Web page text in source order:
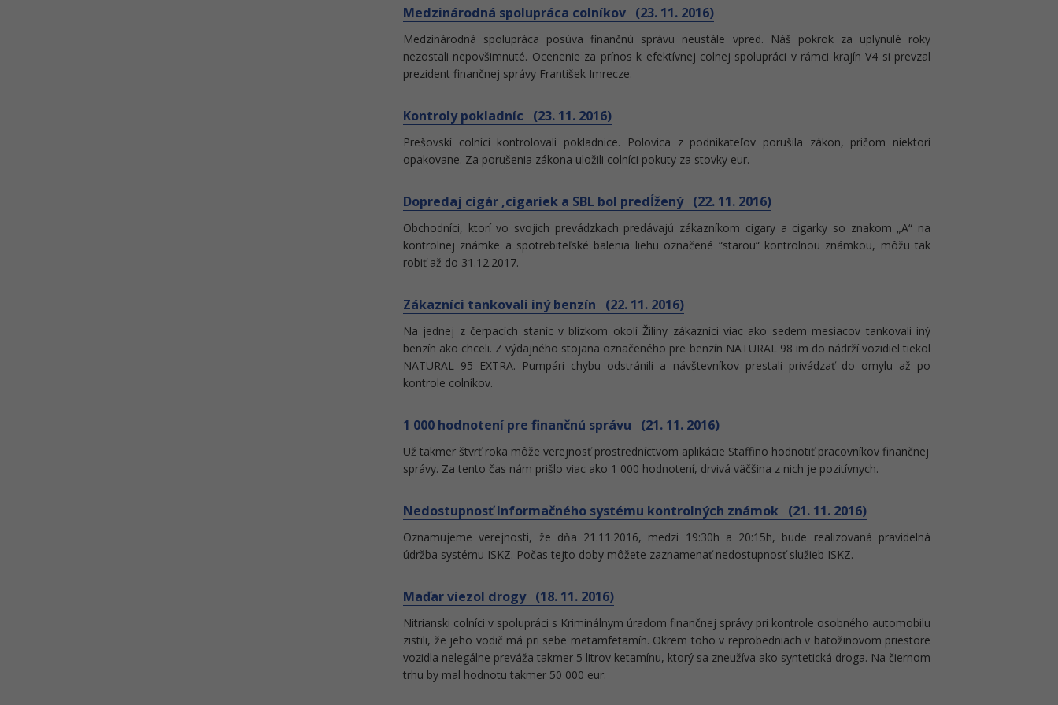
Medzinárodná spolupráca colníkov (23. 11. 2016)
Medzinárodná spolupráca posúva finančnú správu neustále vpred. Náš pokrok za uplynulé roky
nezostali nepovšimnuté. Ocenenie za prínos k efektívnej colnej spolupráci v rámci krajín V4 si prevzal
prezident finančnej správy František Imrecze.
Kontroly pokladníc (23. 11. 2016)
Prešovskí colníci kontrolovali pokladnice. Polovica z podnikateľov porušila zákon, pričom niektorí
opakovane. Za porušenia zákona uložili colníci pokuty za stovky eur.
Dopredaj cigár ,cigariek a SBL bol predĺžený (22. 11. 2016)
Obchodníci, ktorí vo svojich prevádzkach predávajú zákazníkom cigary a cigarky so znakom „A“ na
kontrolnej známke a spotrebiteľské balenia liehu označené “starou“ kontrolnou známkou, môžu tak
robiť až do 31.12.2017.
Zákazníci tankovali iný benzín (22. 11. 2016)
Na jednej z čerpacích staníc v blízkom okolí Žiliny zákazníci viac ako sedem mesiacov tankovali iný
benzín ako chceli. Z výdajného stojana označeného pre benzín NATURAL 98 im do nádrží vozidiel tiekol
NATURAL 95 EXTRA. Pumpári chybu odstránili a návštevníkov prestali privádzať do omylu až po
kontrole colníkov.
1 000 hodnotení pre finančnú správu (21. 11. 2016)
Už takmer štvrť roka môže verejnosť prostredníctvom aplikácie Staffino hodnotiť pracovníkov finančnej
správy. Za tento čas nám prišlo viac ako 1 000 hodnotení, drvivá väčšina z nich je pozitívnych.
Nedostupnosť Informačného systému kontrolných známok (21. 11. 2016)
Oznamujeme verejnosti, že dňa 21.11.2016, medzi 19:30h a 20:15h, bude realizovaná pravidelná
údržba systému ISKZ. Počas tejto doby môžete zaznamenať nedostupnosť služieb ISKZ.
Maďar viezol drogy (18. 11. 2016)
Nitrianski colníci v spolupráci s Kriminálnym úradom finančnej správy pri kontrole osobného automobilu
zistili, že jeho vodič má pri sebe metamfetamín. Okrem toho v reprobedniach v batožinovom priestore
vozidla nelegálne preváža takmer 5 litrov ketamínu, ktorý sa zneužíva ako syntetická droga. Na čiernom
trhu by mal hodnotu takmer 50 000 eur.